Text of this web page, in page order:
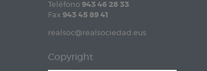
Teléfono 943 46 28 33
Fax 943 45 89 41
realsoc@realsociedad.eus
Copyright